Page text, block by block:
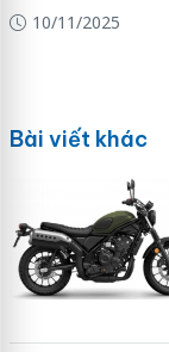
10/11/2025
Bài viết khác